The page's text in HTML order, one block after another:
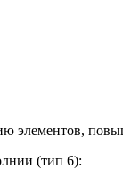
элементов,
(тип 6):